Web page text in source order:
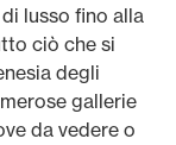
lusso fino alla
ciò che si
degli
gallerie
da vedere o